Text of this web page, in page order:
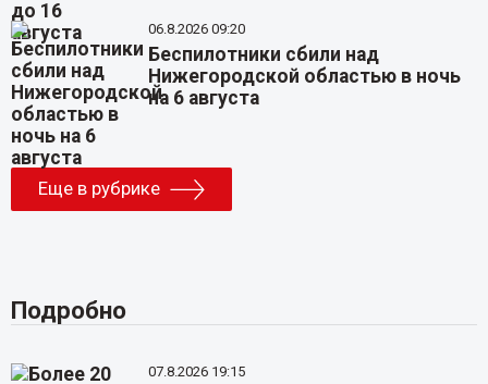
06.8.2026 09:20
Беспилотники сбили над
Нижегородской областью в ночь
на 6 августа
Еще в рубрике
Подробно
07.8.2026 19:15